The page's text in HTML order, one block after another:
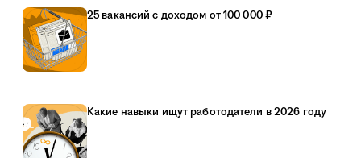
25 вакансий с доходом от 100 000 ₽
Какие навыки ищут работодатели в 2026 году